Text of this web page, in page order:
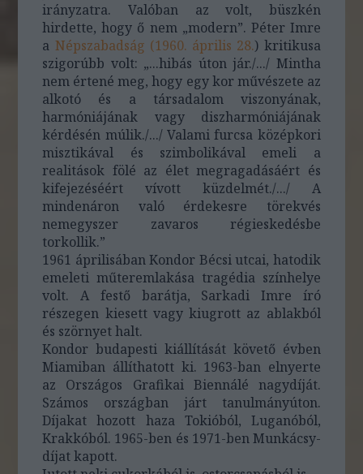
irányzatra. Valóban az volt, büszkén
hirdette, hogy ő nem „modern”. Péter Imre
a Népszabadság (1960. április 28.) kritikusa
szigorúbb volt: „...hibás úton jár./.../ Mintha
nem értené meg, hogy egy kor művészete az
alkotó és a társadalom viszonyának,
harmóniájának vagy diszharmóniájának
kérdésén múlik./.../ Valami furcsa középkori
misztikával és szimbolikával emeli a
realitások fölé az élet megragadásáért és
kifejezéséért vívott küzdelmét./.../ A
mindenáron való érdekesre törekvés
nemegyszer zavaros régieskedésbe
torkollik.”
1961 áprilisában Kondor Bécsi utcai, hatodik
emeleti műteremlakása tragédia színhelye
volt. A festő barátja, Sarkadi Imre író
részegen kiesett vagy kiugrott az ablakból
és szörnyet halt.
Kondor budapesti kiállítását követő évben
Miamiban állíthatott ki. 1963-ban elnyerte
az Országos Grafikai Biennálé nagydíját.
Számos országban járt tanulmányúton.
Díjakat hozott haza Tokióból, Luganóból,
Krakkóból. 1965-ben és 1971-ben Munkácsy-
díjat kapott.